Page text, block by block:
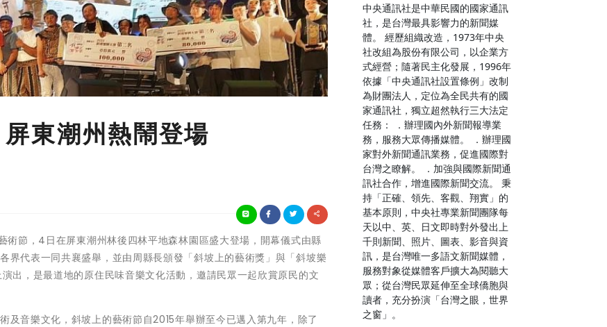
東潮州熱鬧登場
節，4日在屏東潮州林後四林平地森林園區盛大登場，開幕儀式由縣
界代表一同共襄盛舉，並由周縣長頒發「斜坡上的藝術獎」與「斜坡樂
出，是最道地的原住民味音樂文化活動，邀請民眾一起欣賞原民的文
及音樂文化，斜坡上的藝術節自2015年舉辦至今已邁入第九年，除了
中央通訊社是中華民國的國家通訊
社，是台灣最具影響力的新聞媒
體。 經歷組織改造，1973年中央
社改組為股份有限公司，以企業方
式經營；隨著民主化發展，1996年
依據「中央通訊社設置條例」改制
為財團法人，定位為全民共有的國
家通訊社，獨立超然執行三大法定
任務： ．辦理國內外新聞報導業
務，服務大眾傳播媒體。 ．辦理國
家對外新聞通訊業務，促進國際對
台灣之瞭解。 ．加強與國際新聞通
訊社合作，增進國際新聞交流。 秉
持「正確、領先、客觀、翔實」的
基本原則，中央社專業新聞團隊每
天以中、英、日文即時對外發出上
千則新聞、照片、圖表、影音與資
訊，是台灣唯一多語文新聞媒體，
服務對象從媒體客戶擴大為閱聽大
眾；從台灣民眾延伸至全球僑胞與
讀者，充分扮演「台灣之眼，世界
之窗」。